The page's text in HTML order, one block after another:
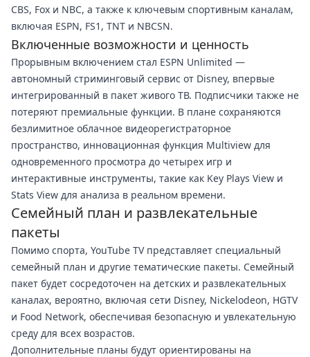
CBS, Fox и NBC, а также к ключевым спортивным каналам,
включая ESPN, FS1, TNT и NBCSN.
Включенные возможности и ценность
Прорывным включением стал ESPN Unlimited —
автономный стриминговый сервис от Disney, впервые
интегрированный в пакет живого ТВ. Подписчики также не
потеряют премиальные функции. В плане сохраняются
безлимитное облачное видеорегистраторное
пространство, инновационная функция Multiview для
одновременного просмотра до четырех игр и
интерактивные инструменты, такие как Key Plays View и
Stats View для анализа в реальном времени.
Семейный план и развлекательные
пакеты
Помимо спорта, YouTube TV представляет специальный
семейный план и другие тематические пакеты. Семейный
пакет будет сосредоточен на детских и развлекательных
каналах, вероятно, включая сети Disney, Nickelodeon, HGTV
и Food Network, обеспечивая безопасную и увлекательную
среду для всех возрастов.
Дополнительные планы будут ориентированы на